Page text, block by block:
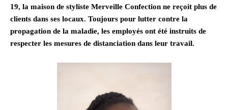
19, la maison de styliste Merveille Confection ne reçoit plus de
clients dans ses locaux. Toujours pour lutter contre la
propagation de la maladie, les employés ont été instruits de
respecter les mesures de distanciation dans leur travail.